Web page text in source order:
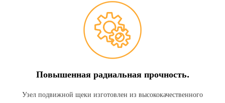
Повышенная радиальная прочность.
Узел подвижной щеки изготовлен из высококачественного